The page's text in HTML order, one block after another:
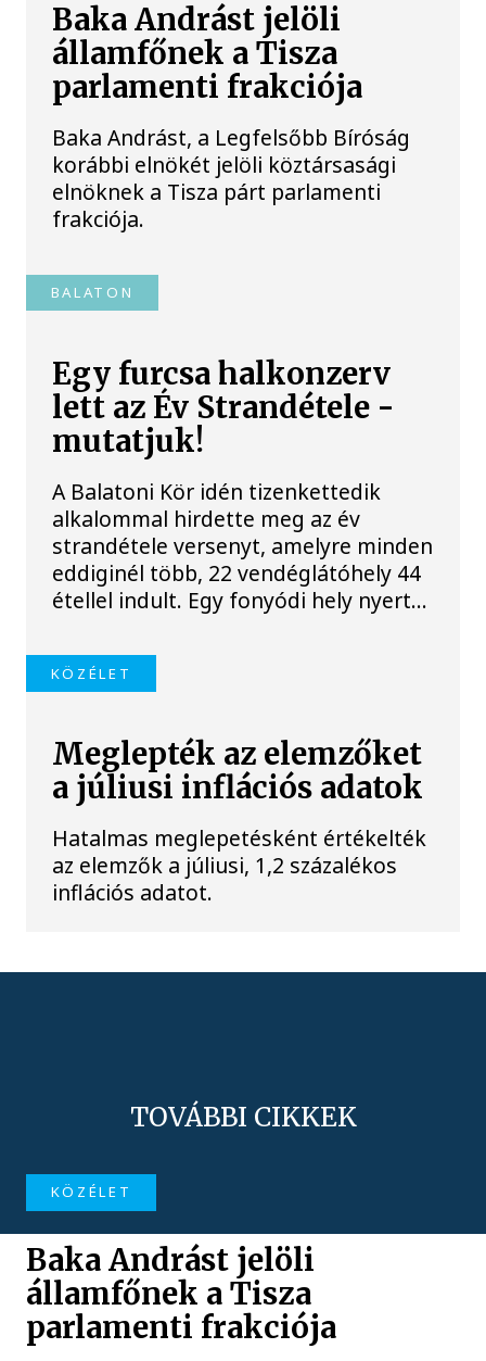
Baka Andrást jelöli
államfőnek a Tisza
parlamenti frakciója
Baka Andrást, a Legfelsőbb Bíróság
korábbi elnökét jelöli köztársasági
elnöknek a Tisza párt parlamenti
frakciója.
BALATON
Egy furcsa halkonzerv
lett az Év Strandétele -
mutatjuk!
A Balatoni Kör idén tizenkettedik
alkalommal hirdette meg az év
strandétele versenyt, amelyre minden
eddiginél több, 22 vendéglátóhely 44
étellel indult. Egy fonyódi hely nyert...
KÖZÉLET
Meglepték az elemzőket
a júliusi inflációs adatok
Hatalmas meglepetésként értékelték
az elemzők a júliusi, 1,2 százalékos
inflációs adatot.
TOVÁBBI CIKKEK
KÖZÉLET
Baka Andrást jelöli
államfőnek a Tisza
parlamenti frakciója